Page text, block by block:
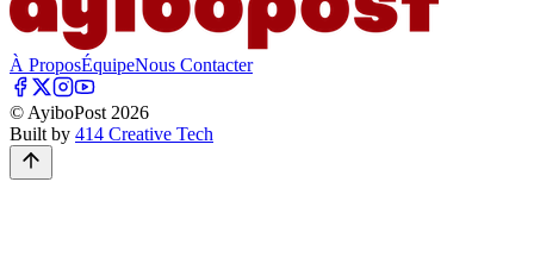
À ProposÉquipeNous Contacter
© AyiboPost 2026
Built by 414 Creative Tech